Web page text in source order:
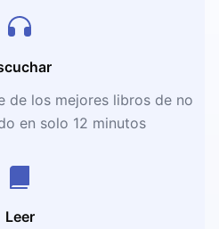
de los mejores libros de no
en solo 12 minutos
Leer